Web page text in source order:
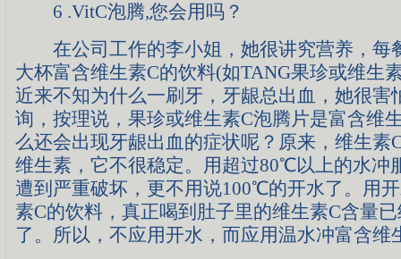
6 .VitC泡腾,您会用吗？
在公司工作的李小姐，她很讲究营养，每
大杯富含维生素C的饮料(如TANG果珍或维生
近来不知为什么一刷牙，牙龈总出血，她很害
询，按理说，果珍或维生素C泡腾片是富含维
么还会出现牙龈出血的症状呢？原来，维生素
维生素，它不很稳定。用超过80℃以上的水冲
遭到严重破坏，更不用说100℃的开水了。用
素C的饮料，真正喝到肚子里的维生素C含量
了。所以，不应用开水，而应用温水冲富含维